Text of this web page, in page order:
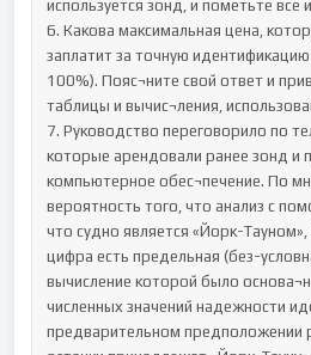
используется зонд, и пометьте все
6. Какова максимальная цена,
заплатит за точную
100%). Пояс¬ните свой ответ и
таблицы и вычис¬ления,
7. Руководство переговорило по
которые арендовали ранее зонд и
компьютерное обес¬печение. По
вероятность того, что анализ с
что судно является «Йорк-
цифра есть предельная (без-
вычисление которой было
численных значений надежности
предварительном предположении